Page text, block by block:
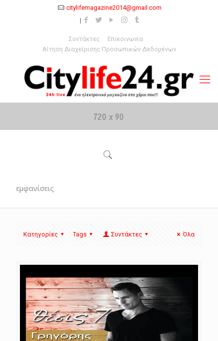
citylifemagazine2014@gmail.com
Συντάκτες
Επικοινωνία
Αίτηση Διαχείρισης Προσωπικών Δεδομένων
εμφανίσεις
Κατηγορίες Tags Συντάκτες Όλα